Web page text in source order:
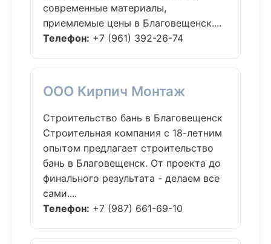
современные материалы,
приемлемые цены в Благовещенск....
Телефон: +7 (961) 392-26-74
ООО Кирпич Монтаж
Строительство бань в Благовещенск
Строительная компания с 18-летним
опытом предлагает строительство
бань в Благовещенск. От проекта до
финального результата - делаем все
сами....
Телефон: +7 (987) 661-69-10